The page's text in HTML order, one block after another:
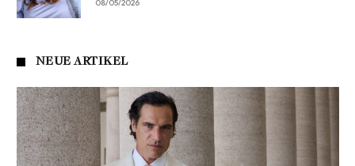
08/05/2026
NEUE ARTIKEL